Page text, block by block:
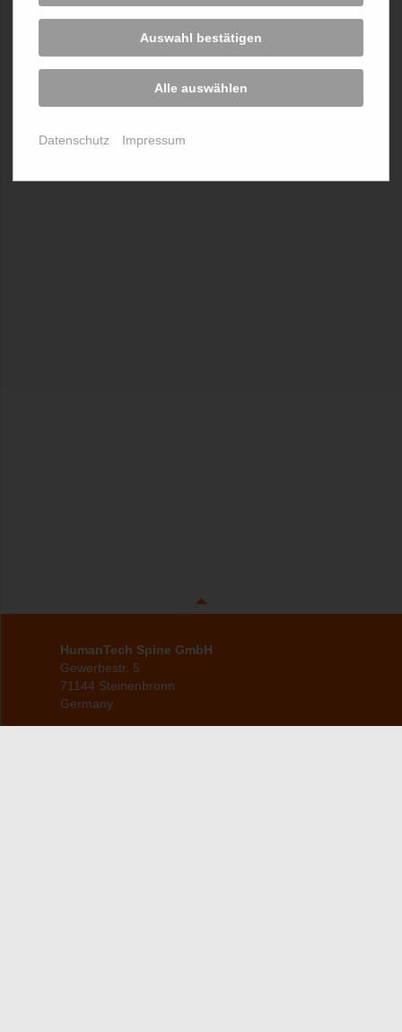
HumanTech Spine GmbH
Gewerbestr. 5
71144 Steinenbronn
Germany
Auswahl bestätigen
Alle auswählen
Datenschutz Impressum